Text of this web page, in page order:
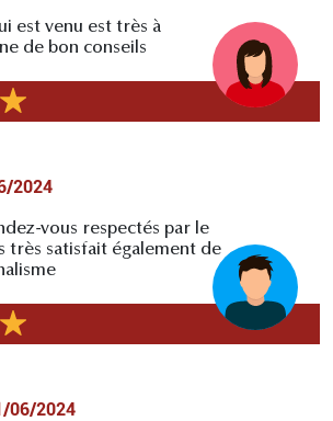
est venu est très à
de bon conseils
2024
vous respectés par le
très satisfait également de
06/2024